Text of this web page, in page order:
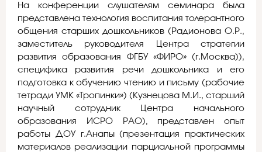
На конференции слушателям семинара была
представлена технология воспитания толерантного
общения старших дошкольников (Радионова О.Р.,
заместитель руководителя Центра стратегии
развития образования ФГБУ «ФИРО» (г.Москва)),
специфика развития речи дошкольника и его
подготовка к обучению чтению и письму (рабочие
тетради УМК «Тропинки») (Кузнецова М.И., старший
научный сотрудник Центра начального
образования ИСРО РАО), представлен опыт
работы ДОУ г.Анапы (презентация практических
материалов реализации парциальной программы